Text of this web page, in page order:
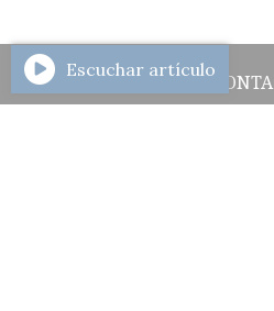
Escuchar artículo